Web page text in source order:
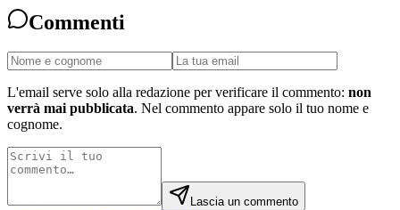
Commenti
L'email serve solo alla redazione per verificare il commento: non
verrà mai pubblicata. Nel commento appare solo il tuo nome e
cognome.
Lascia un commento